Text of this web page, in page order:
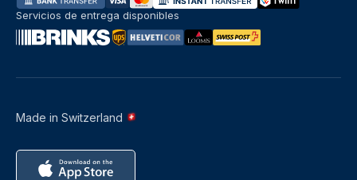
Made in Switzerland
Servicios de entrega disponibles